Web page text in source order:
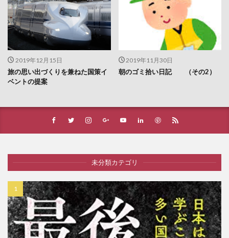
2019年12月15日
旅の思い出づくりを兼ねた国策イ
ベントの提案
2019年11月30日
朝のゴミ拾い日記 （その2）
未分類カテゴリ